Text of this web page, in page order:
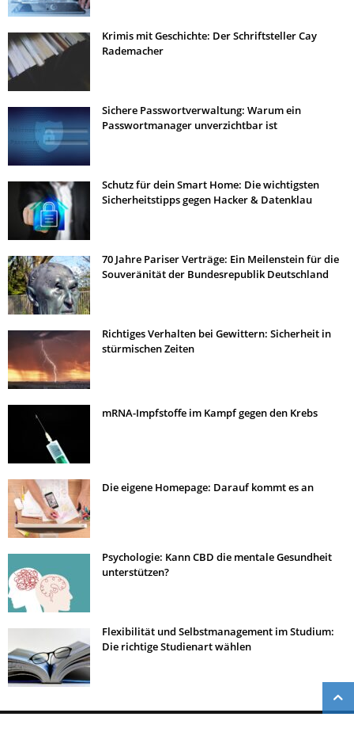
Krimis mit Geschichte: Der Schriftsteller Cay
Rademacher
Sichere Passwortverwaltung: Warum ein
Passwortmanager unverzichtbar ist
Schutz für dein Smart Home: Die wichtigsten
Sicherheitstipps gegen Hacker & Datenklau
70 Jahre Pariser Verträge: Ein Meilenstein für die
Souveränität der Bundesrepublik Deutschland
Richtiges Verhalten bei Gewittern: Sicherheit in
stürmischen Zeiten
mRNA-Impfstoffe im Kampf gegen den Krebs
Die eigene Homepage: Darauf kommt es an
Psychologie: Kann CBD die mentale Gesundheit
unterstützen?
Flexibilität und Selbstmanagement im Studium:
Die richtige Studienart wählen